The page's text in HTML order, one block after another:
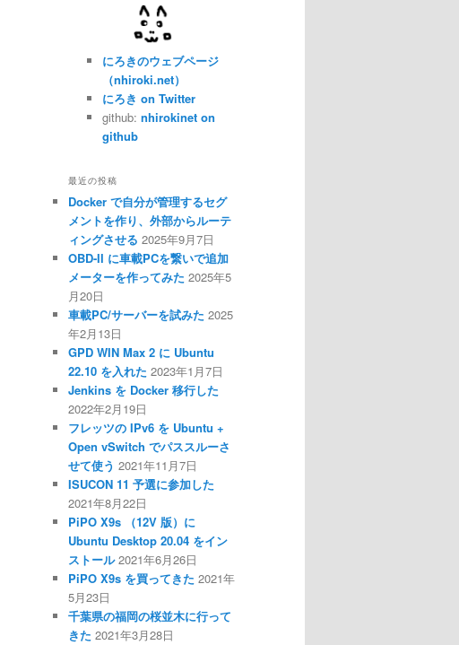
にろきのウェブページ
（nhiroki.net）
にろき on Twitter
github: nhirokinet on
github
最近の投稿
Docker で自分が管理するセグ
メントを作り、外部からルーテ
ィングさせる 2025年9月7日
OBD-II に車載PCを繋いで追加
メーターを作ってみた 2025年5
月20日
車載PC/サーバーを試みた 2025
年2月13日
GPD WIN Max 2 に Ubuntu
22.10 を入れた 2023年1月7日
Jenkins を Docker 移行した
2022年2月19日
フレッツの IPv6 を Ubuntu +
Open vSwitch でパススルーさ
せて使う 2021年11月7日
ISUCON 11 予選に参加した
2021年8月22日
PiPO X9s （12V 版）に
Ubuntu Desktop 20.04 をイン
ストール 2021年6月26日
PiPO X9s を買ってきた 2021年
5月23日
千葉県の福岡の桜並木に行って
きた 2021年3月28日